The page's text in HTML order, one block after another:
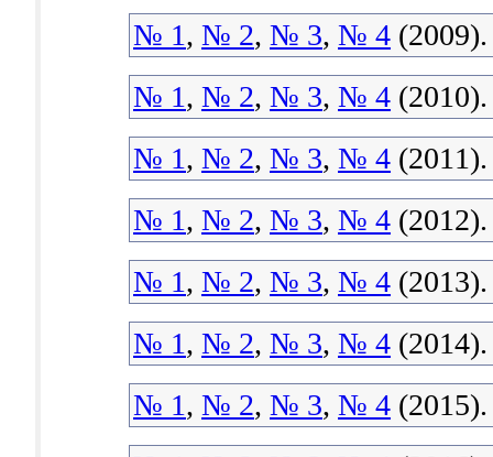
№ 1, № 2, № 3, № 4 (2009).
№ 1, № 2, № 3, № 4 (2010).
№ 1, № 2, № 3, № 4 (2011).
№ 1, № 2, № 3, № 4 (2012).
№ 1, № 2, № 3, № 4 (2013).
№ 1, № 2, № 3, № 4 (2014).
№ 1, № 2, № 3, № 4 (2015).